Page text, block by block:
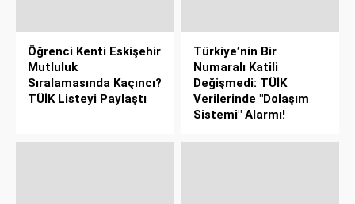
Öğrenci Kenti Eskişehir
Mutluluk
Sıralamasında Kaçıncı?
TÜİK Listeyi Paylaştı
Türkiye’nin Bir
Numaralı Katili
Değişmedi: TÜİK
Verilerinde "Dolaşım
Sistemi" Alarmı!